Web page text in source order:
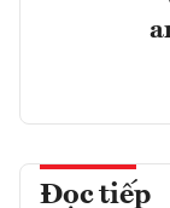
Đọc tiếp